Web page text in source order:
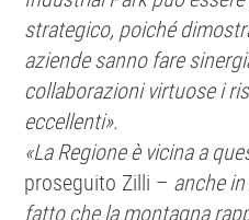
strategico, poiché
aziende sanno fare
collaborazioni virtuose i
eccellenti».
«La Regione è vicina a
proseguito Zilli – anche
fatto che la montagna